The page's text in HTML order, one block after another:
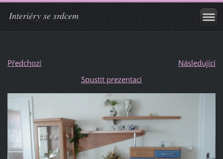
Interiéry se srdcem
Předchozí
Následující
Spustit prezentaci